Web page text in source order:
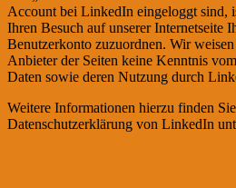
Account bei LinkedIn eingeloggt sind,
Ihren Besuch auf unserer Internetseite
Benutzerkonto zuzuordnen. Wir
Anbieter der Seiten keine Kenntnis
Daten sowie deren Nutzung durch
Weitere Informationen hierzu finden
Datenschutzerklärung von LinkedIn